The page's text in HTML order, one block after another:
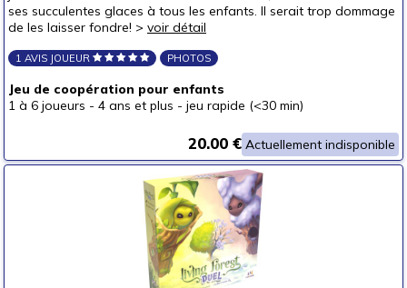
ses succulentes glaces à tous les enfants. Il serait trop dommage
de les laisser fondre! > voir détail
1 AVIS JOUEUR PHOTOS
Jeu de coopération pour enfants
1 à 6 joueurs - 4 ans et plus - jeu rapide (<30 min)
Actuellement indisponible
20.00 €